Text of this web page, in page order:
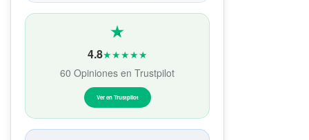
4.8★★★★★
60 Opiniones en Trustpilot
Ver en Trustpilot